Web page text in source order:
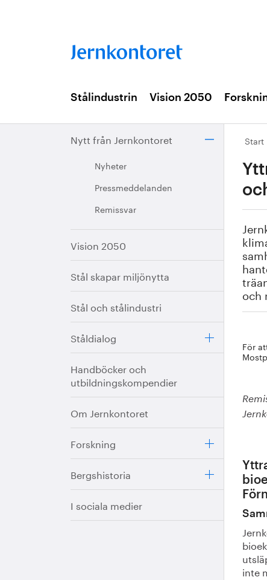
Stålindustrin Vision 2050
Nytt från Jernkontoret
Nyheter
Pressmeddelanden
Remissvar
Vision 2050
Stål skapar miljönytta
Stål och stålindustri
Ståldialog
Handböcker och
utbildningskompendier
Om Jernkontoret
Forskning
Bergshistoria
I sociala medier
Start
och
För
inte